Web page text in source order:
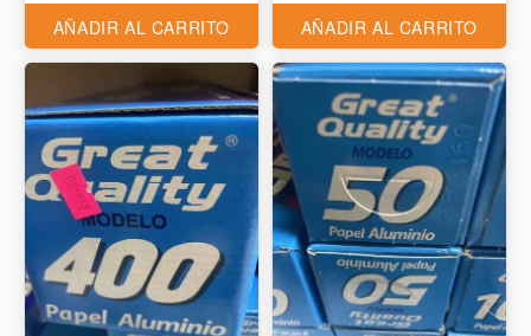
AÑADIR AL CARRITO AÑADIR AL CARRITO